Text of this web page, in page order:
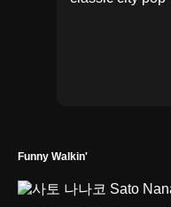
Funny Walkin'